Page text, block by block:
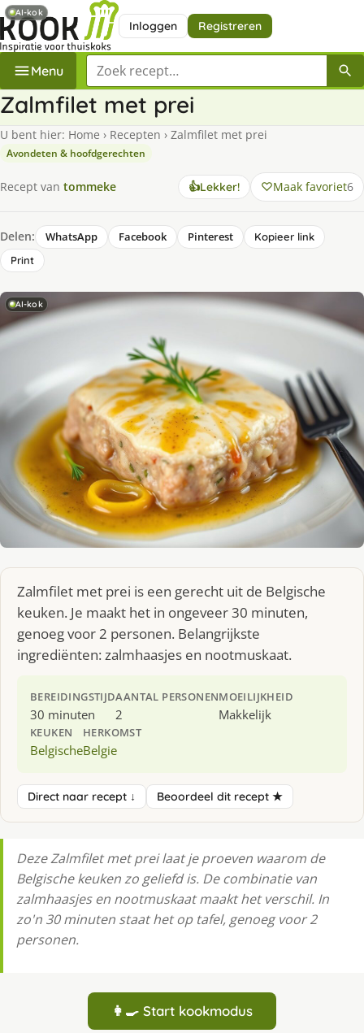
Inloggen Registreren
Menu Zoek een recept
Zalmfilet met prei
U bent hier: Home › Recepten › Zalmfilet met prei
Avondeten & hoofdgerechten
Recept van tommeke 👍Lekker! Maak favoriet6
Delen: WhatsApp Facebook Pinterest
Kopieer link
Print
AI-kok
Zalmfilet met prei is een gerecht uit de Belgische
keuken. Je maakt het in ongeveer 30 minuten,
genoeg voor 2 personen. Belangrijkste
ingrediënten: zalmhaasjes en nootmuskaat.
BEREIDINGSTIJD
30 minuten
AANTAL PERSONEN
2
MOEILIJKHEID
Makkelijk
KEUKEN
Belgische
HERKOMST
Belgie
Direct naar recept ↓ Beoordeel dit recept ★
Deze Zalmfilet met prei laat je proeven waarom de
Belgische keuken zo geliefd is. De combinatie van
zalmhaasjes en nootmuskaat maakt het verschil. In
zo'n 30 minuten staat het op tafel, genoeg voor 2
personen.
👩‍🍳 Start kookmodus
AI-kok